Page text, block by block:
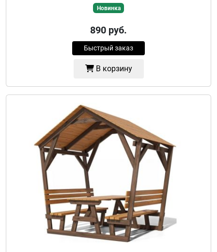
Новинка
890 руб.
Быстрый заказ
В корзину